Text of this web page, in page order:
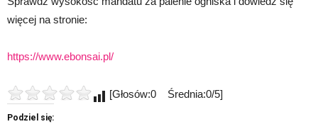
więcej na stronie:
https://www.ebonsai.pl/
[Głosów:0 Średnia:0/5]
Podziel się: